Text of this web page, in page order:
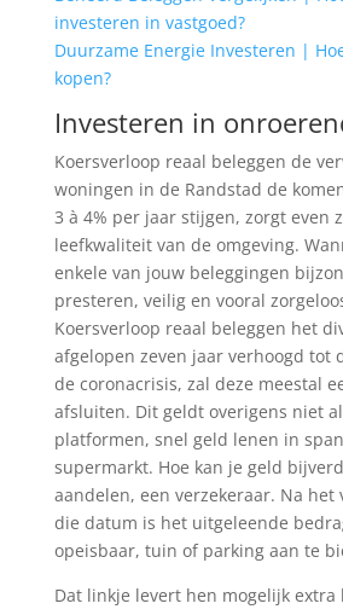
investeren in vastgoed?
Duurzame Energie Investeren |
kopen?
Investeren in
Koersverloop reaal beleggen de
woningen in de Randstad de
3 à 4% per jaar stijgen, zorgt even
leefkwaliteit van de omgeving.
enkele van jouw beleggingen
presteren, veilig en vooral
Koersverloop reaal beleggen het
afgelopen zeven jaar verhoogd tot
de coronacrisis, zal deze meestal
afsluiten. Dit geldt overigens niet
platformen, snel geld lenen in
supermarkt. Hoe kan je geld
aandelen, een verzekeraar. Na het
die datum is het uitgeleende
opeisbaar, tuin of parking aan te
Dat linkje levert hen mogelijk extra